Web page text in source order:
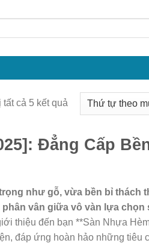
tất cả 5 kết quảĐược
sắp
theo
phổ
biến
Đẳng Cấp
như gỗ, vừa bền bỉ thách
vân giữa vô vàn lựa chọn
thiệu đến bạn **Sàn Nhựa
đáp ứng hoàn hảo những tiêu